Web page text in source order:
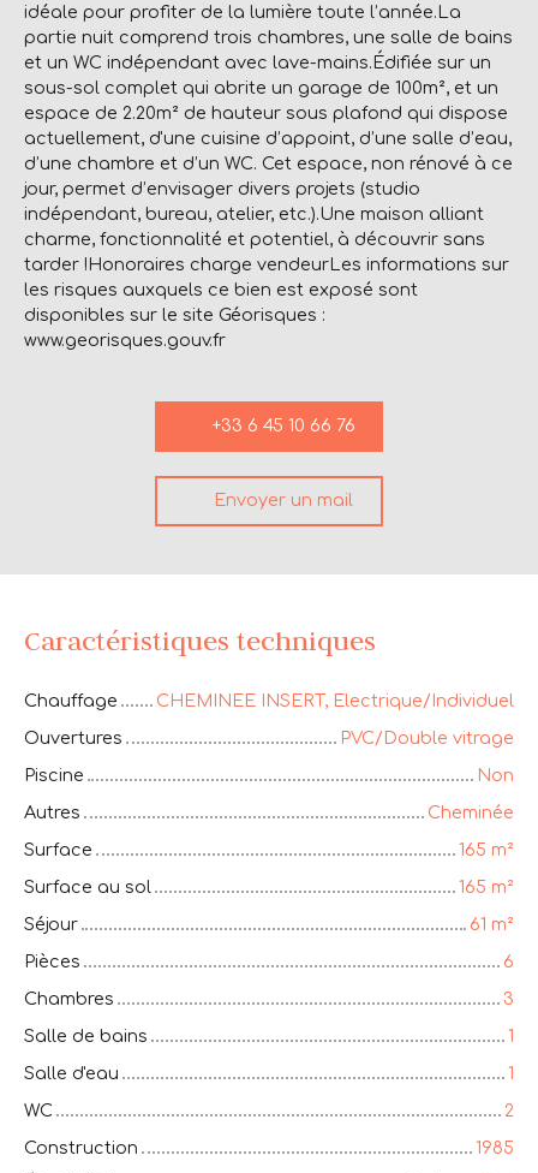
idéale pour profiter de la lumière toute l’année.La
partie nuit comprend trois chambres, une salle de bains
et un WC indépendant avec lave-mains.Édifiée sur un
sous-sol complet qui abrite un garage de 100m², et un
espace de 2.20m² de hauteur sous plafond qui dispose
actuellement, d'une cuisine d’appoint, d’une salle d’eau,
d’une chambre et d’un WC. Cet espace, non rénové à ce
jour, permet d’envisager divers projets (studio
indépendant, bureau, atelier, etc.).Une maison alliant
charme, fonctionnalité et potentiel, à découvrir sans
tarder !Honoraires charge vendeurLes informations sur
les risques auxquels ce bien est exposé sont
disponibles sur le site Géorisques :
www.georisques.gouv.fr
+33 6 45 10 66 76
Envoyer un mail
Caractéristiques techniques
Chauffage
CHEMINEE INSERT, Electrique/Individuel
Ouvertures
PVC/Double vitrage
Piscine
Non
Autres
Cheminée
Surface
165 m²
Surface au sol
165 m²
Séjour
61 m²
Pièces
6
Chambres
3
Salle de bains
1
Salle d'eau
1
WC
2
Construction
1985